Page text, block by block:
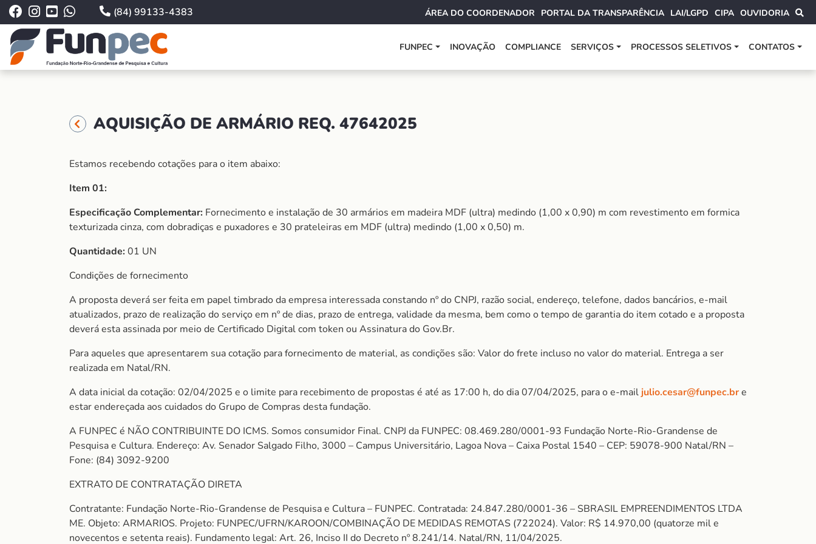
(84) 99133-4383 ÁREA DO COORDENADOR PORTAL DA TRANSPARÊNCIA LAI/LGPD CIPA OUVIDORIA
FUNPEC INOVAÇÃO COMPLIANCE SERVIÇOS PROCESSOS SELETIVOS CONTATOS
AQUISIÇÃO DE ARMÁRIO REQ. 47642025
Estamos recebendo cotações para o item abaixo:
Item 01:
Especificação Complementar: Fornecimento e instalação de 30 armários em madeira MDF (ultra) medindo (1,00 x 0,90) m com revestimento em formica
texturizada cinza, com dobradiças e puxadores e 30 prateleiras em MDF (ultra) medindo (1,00 x 0,50) m.
Quantidade:01 UN
Condições de fornecimento
A proposta deverá ser feita em papel timbrado da empresa interessada constando nº do CNPJ, razão social, endereço, telefone, dados bancários, e-mail
atualizados, prazo de realização do serviço em nº de dias, prazo de entrega, validade da mesma, bem como o tempo de garantia do item cotado e a proposta
deverá esta assinada por meio de Certificado Digital com token ou Assinatura do Gov.Br.
Para aqueles que apresentarem sua cotação para fornecimento de material, as condições são: Valor do frete incluso no valor do material. Entrega a ser
realizada em Natal/RN.
A data inicial da cotação: 02/04/2025 e o limite para recebimento de propostas é até as 17:00 h, do dia 07/04/2025, para o e-mail julio.cesar@funpec.bre
estar endereçada aos cuidados do Grupo de Compras desta fundação.
A FUNPEC é NÃO CONTRIBUINTE DO ICMS. Somos consumidor Final. CNPJ da FUNPEC: 08.469.280/0001-93 Fundação Norte-Rio-Grandense de
Pesquisa e Cultura. Endereço: Av. Senador Salgado Filho, 3000 – Campus Universitário, Lagoa Nova – Caixa Postal 1540 – CEP: 59078-900 Natal/RN –
Fone: (84) 3092-9200
EXTRATO DE CONTRATAÇÃO DIRETA
Contratante: Fundação Norte-Rio-Grandense de Pesquisa e Cultura – FUNPEC. Contratada: 24.847.280/0001-36 – SBRASIL EMPREENDIMENTOS LTDA
ME. Objeto: ARMARIOS. Projeto: FUNPEC/UFRN/KAROON/COMBINAÇÃO DE MEDIDAS REMOTAS (722024). Valor: R$ 14.970,00 (quatorze mil e
novecentos e setenta reais). Fundamento legal: Art. 26, Inciso II do Decreto nº 8.241/14. Natal/RN, 11/04/2025.